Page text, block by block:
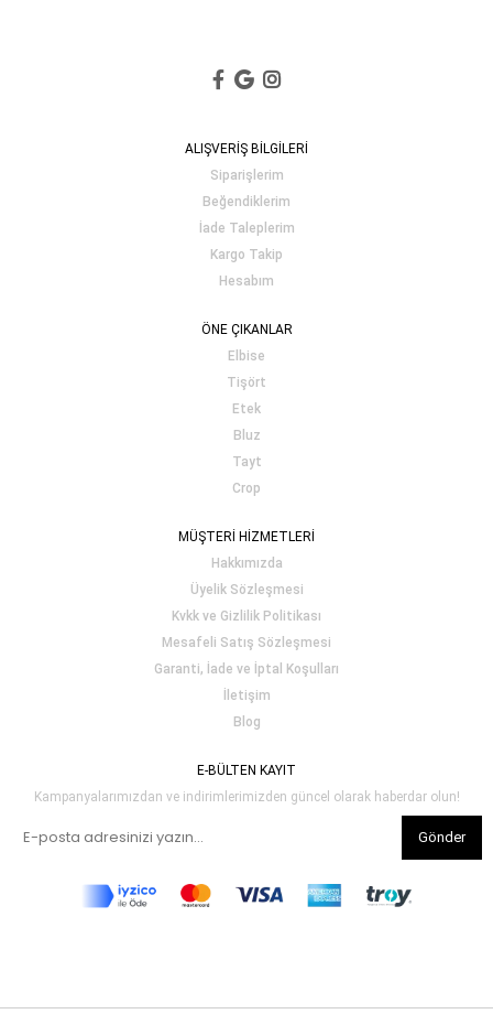
ALIŞVERİŞ BİLGİLERİ
Siparişlerim
Beğendiklerim
İade Taleplerim
Kargo Takip
Hesabım
ÖNE ÇIKANLAR
Elbise
Tişört
Etek
Bluz
Tayt
Crop
MÜŞTERİ HİZMETLERİ
Hakkımızda
Üyelik Sözleşmesi
Kvkk ve Gizlilik Politikası
Mesafeli Satış Sözleşmesi
Garanti, İade ve İptal Koşulları
İletişim
Blog
E-BÜLTEN KAYIT
Kampanyalarımızdan ve indirimlerimizden güncel olarak haberdar olun!
Gönder